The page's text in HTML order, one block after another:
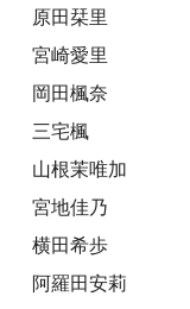
原田栞里
宮崎愛里
岡田楓奈
三宅楓
山根茉唯加
宮地佳乃
横田希歩
阿羅田安莉